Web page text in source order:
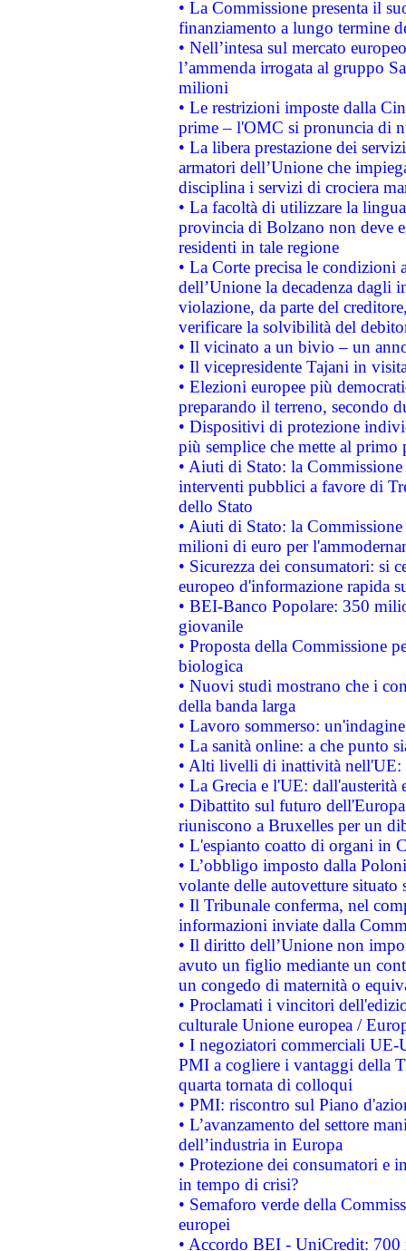
• La Commissione presenta il
finanziamento a lungo termine
• Nell’intesa sul mercato
l’ammenda irrogata al gruppo
milioni
• Le restrizioni imposte dalla
prime – l'OMC si pronuncia di
• La libera prestazione dei
armatori dell’Unione che
disciplina i servizi di crociera
• La facoltà di utilizzare la
provincia di Bolzano non deve
residenti in tale regione
• La Corte precisa le
dell’Unione la decadenza dagli
violazione, da parte del
verificare la solvibilità del
• Il vicinato a un bivio – un
• Il vicepresidente Tajani in
• Elezioni europee più
preparando il terreno, secondo
• Dispositivi di protezione
più semplice che mette al primo
• Aiuti di Stato: la
interventi pubblici a favore di
dello Stato
• Aiuti di Stato: la
milioni di euro per
• Sicurezza dei consumatori: si
europeo d'informazione rapida
• BEI-Banco Popolare: 350
giovanile
• Proposta della Commissione
biologica
• Nuovi studi mostrano che i
della banda larga
• Lavoro sommerso:
• La sanità online: a che punto
• Alti livelli di inattività nell'UE:
• La Grecia e l'UE: dall'austerità
• Dibattito sul futuro
riuniscono a Bruxelles per un
• L'espianto coatto di organi in
• L’obbligo imposto dalla
volante delle autovetture
• Il Tribunale conferma, nel
informazioni inviate dalla
• Il diritto dell’Unione non
avuto un figlio mediante un
un congedo di maternità o
• Proclamati i vincitori
culturale Unione europea /
• I negoziatori commerciali UE-
PMI a cogliere i vantaggi della
quarta tornata di colloqui
• PMI: riscontro sul Piano
• L’avanzamento del settore
dell’industria in Europa
• Protezione dei consumatori e
in tempo di crisi?
• Semaforo verde della
europei
• Accordo BEI - UniCredit: